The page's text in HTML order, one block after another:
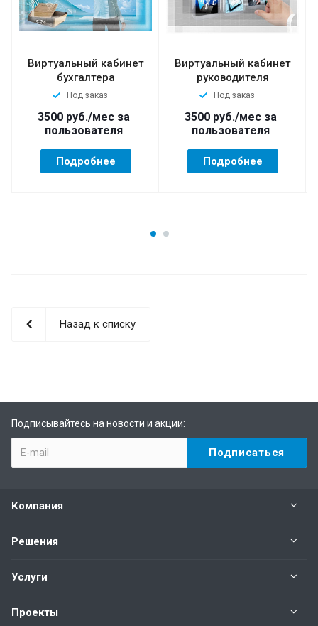
Виртуальный кабинет
бухгалтера
Под заказ
3500 руб./мес за
пользователя
Подробнее
Виртуальный кабинет
руководителя
Под заказ
3500 руб./мес за
пользователя
Подробнее
Назад к списку
Подписывайтесь на новости и акции:
Компания
Решения
Услуги
Проекты